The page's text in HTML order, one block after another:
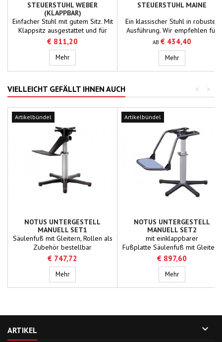
STEUERSTUHL WEBER
(KLAPPBAR)
Einfacher Stuhl mit gutem Sitz. Mit
Klappsitz ausgestattet und für
kleinere Steuerhäuser oder als
zweiter Steuerstuhl geeignet, der
nicht zu viel Raum einnehmen
soll. Wir empfehlen für den
Eignung für jeden Stuhl ein
NOTUS-Untergestell.
€ 811,20
MehrSteuerstuhl WEBER (klappbar)
STEUERSTUHL MAINE
Ein klassischer Stuhl in robuster
Ausführung. Wir empfehlen für
den professionellen Einsatz und
mit Eignung für jeden Stuhl ein
NOTUS-Untergestell.
AB € 434,40
MehrSteuerstuhl
VIELLEICHT GEFÄLLT IHNEN AUCH >
<
Artikelbündel
NOTUS UNTERGESTELL
MANUELL SET1
Säulenfuß mit Gleitern, Rollen als
Zubehör bestellbar
einstellbar von 56 bis 80 cm
Höhe in Schritten von 3 cm
€ 747,72
MehrNotus Untergestell manuell Set1
Artikelbündel
NOTUS UNTERGESTELL
MANUELL SET2
mit einklappbarer
Fußplatte Säulenfuß mit Gleitern,
Rollen als Zubehör
bestellbareinstellbar von 56 bis
80 cm Höhe in Schritten von 3 cm
€ 897,60
MehrNotus
ARTIKEL 